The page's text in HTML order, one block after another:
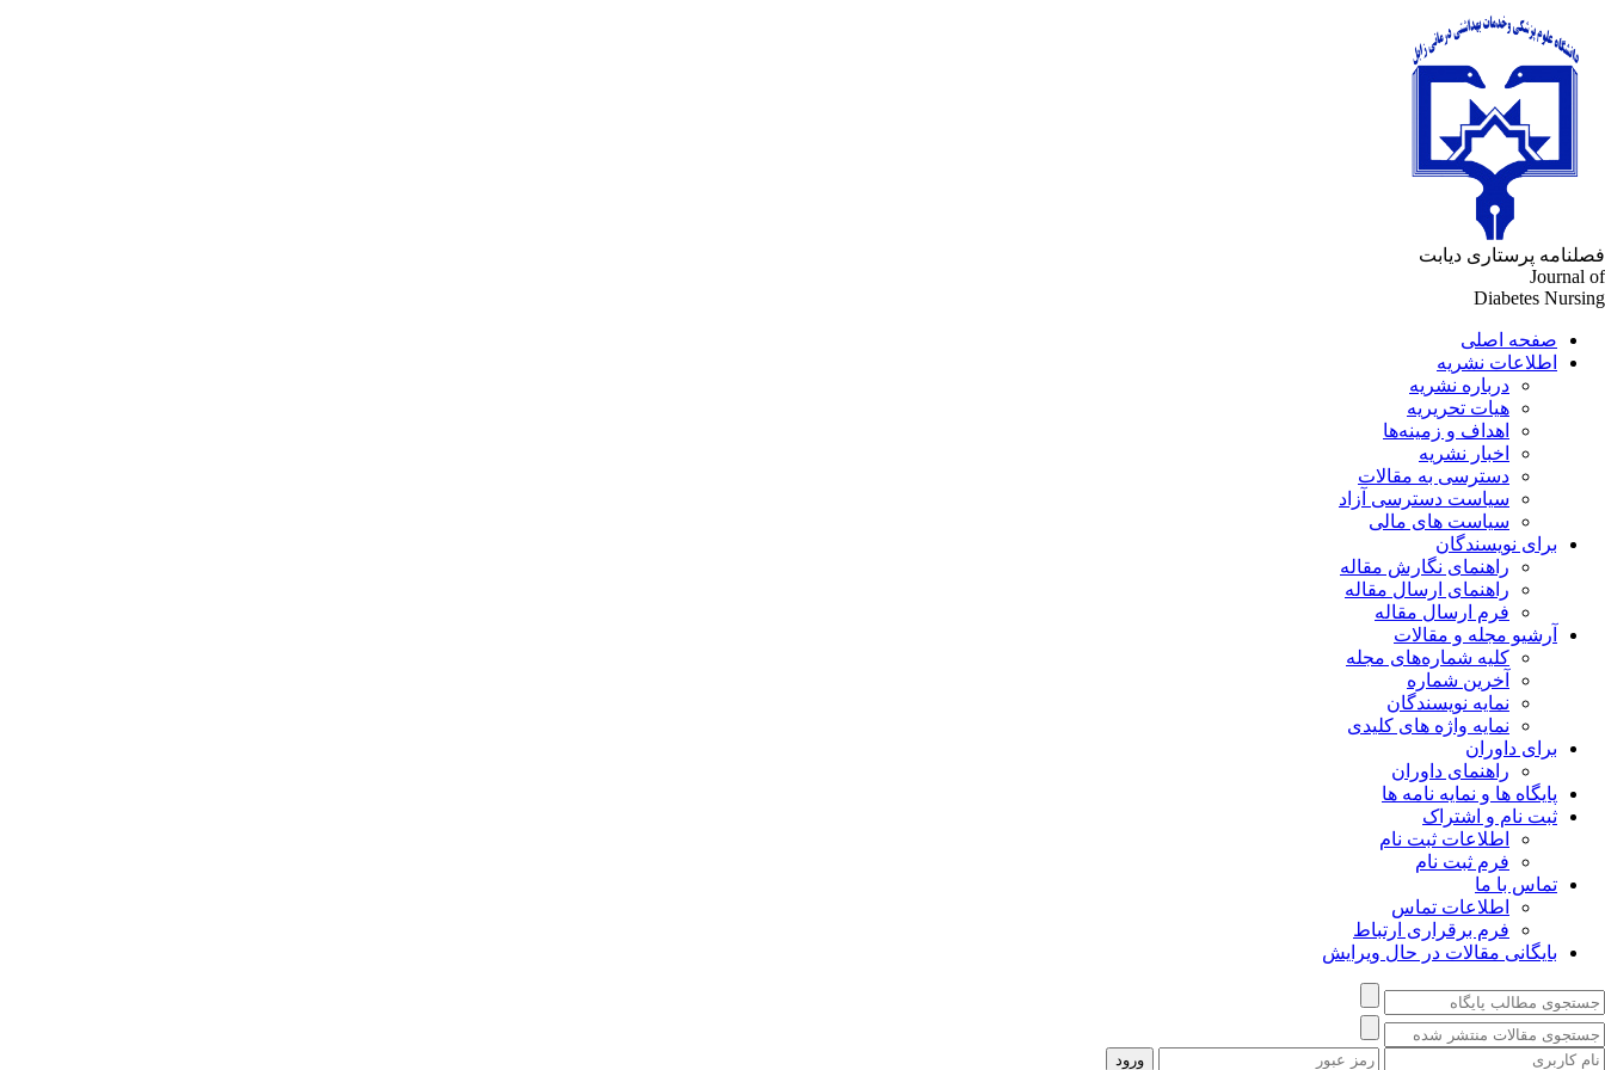
فصلنامه پرستاری دیابت
Journal of
Diabetes Nursing
صفحه اصلی
اطلاعات نشریه
درباره نشریه
هیات تحریریه
اهداف و زمینه‌ها
اخبار نشریه
دسترسی به مقالات
سیاست دسترسی آزاد
سیاست های مالی
برای نویسندگان
راهنمای نگارش مقاله
راهنمای ارسال مقاله
فرم ارسال مقاله
آرشیو مجله و مقالات
کلیه شماره‌های مجله
آخرین شماره
نمایه نویسندگان
نمایه واژه های کلیدی
برای داوران
راهنمای داوران
پایگاه ها و نمایه نامه ها
ثبت نام و اشتراک
اطلاعات ثبت نام
فرم ثبت نام
تماس با ما
اطلاعات تماس
فرم برقراری ارتباط
بایگانی مقالات در حال ویرایش